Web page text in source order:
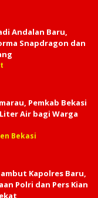
Andalan Baru,
Snapdragon dan
Pemkab Bekasi
Air bagi Warga
Bekasi
Kapolres Baru,
Polri dan Pers Kian